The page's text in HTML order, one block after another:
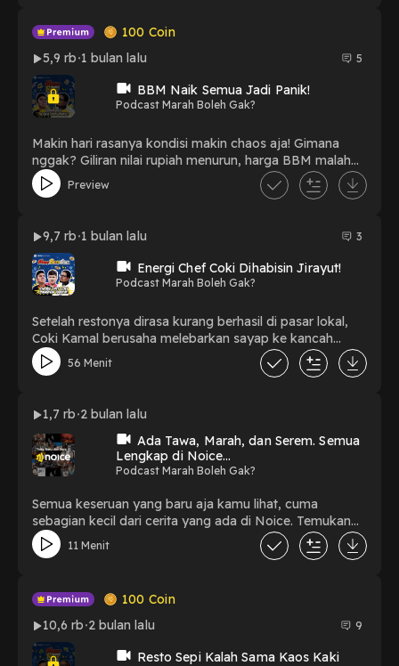
menjadi koperasi desa Merah Putih.Jadinya tidak perlu
diubah terlalu banyak karena sedari awal kebetulan
sudah sama.. sama-sama sepi dan stok lebih banyak
kosongnya!
100 Coin
5,9 rb 1 bulan lalu 5
BBM Naik Semua Jadi Panik!
Podcast Marah Boleh Gak?
Makin hari rasanya kondisi makin chaos aja! Gimana
nggak? Giliran nilai rupiah menurun, harga BBM malah
naik tinggi. Jelas semua warga kesel, semua warga
marah. Chef Coki dan Chef Kamal kebetulan kan bagian
kesahnya juga di sini?Rupiah anjlok, harga-harga naik,
pajaknya gede, giliran ukuran tahu tempe harus makin
dikecilin. Pusing!
Preview
9,7 rb 1 bulan lalu 3
Energi Chef Coki Dihabisin Jirayut!
Podcast Marah Boleh Gak?
Setelah restonya dirasa kurang berhasil di pasar lokal,
Coki Kamal berusaha melebarkan sayap ke kancah
internasional. Dan karena itu.. kali ini spesial sudah
datang pembeli pertama setelah sekian lama. Nggak
Katanya sih mau studi banding perihal menu ya..Kita
lihat segala usulan beneran bikin perubahan atau cuman
bikin marah lagi marah lagi!
56 Menit
1,7 rb 2 bulan lalu
Ada Tawa, Marah, dan Serem. Semua
Lengkap di Noice...
Podcast Marah Boleh Gak?
Semua keseruan yang baru aja kamu lihat, cuma
sebagian kecil dari cerita yang ada di Noice. Temukan
dan dengarkan episode lengkapnya, klik link di bawah
ini.1. Trio Kurnia X Jangan Berhenti Nongkrong - E164:
Kami Setuju Pejabat Boleh Ngomong Apa Aja!3.
Podcast Marah Boleh Gak? - Resto Sepi Kalah Sama
Kaos Kaki4. Trio Kurnia Podtoon - Sholeh Solihun "Si
Mulut Racun" Klarifikasi! Tapi Kok Malah Bikin Desta
Makin Emosi? | Podtoon #25. Jangan Berhenti
11 Menit
100 Coin
10,6 rb 2 bulan lalu 9
Resto Sepi Kalah Sama Kaos Kaki